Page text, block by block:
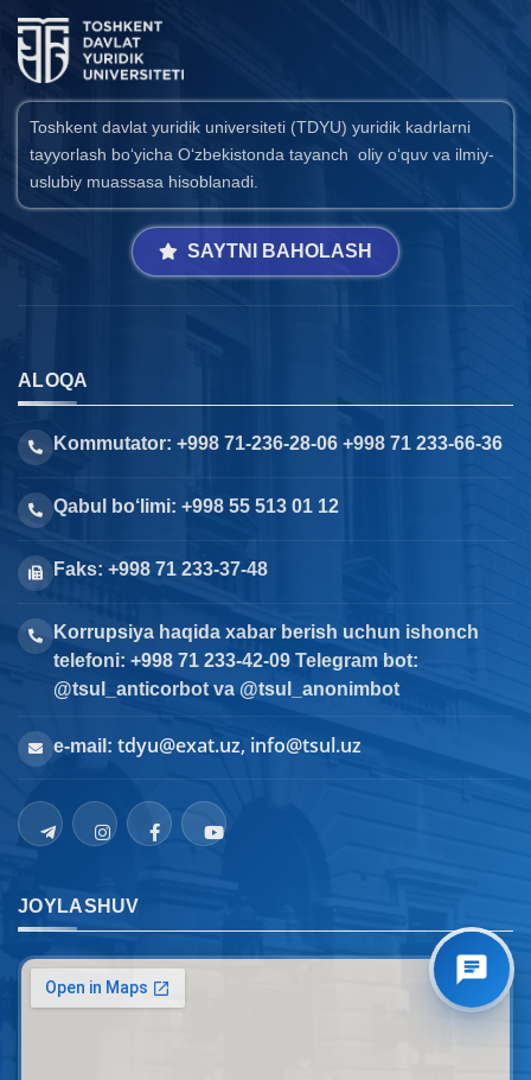
Toshkent davlat yuridik universiteti (TDYU) yuridik kadrlarni
tayyorlash bo‘yicha O‘zbekistonda tayanch oliy o‘quv va ilmiy-
uslubiy muassasa hisoblanadi.
SAYTNI BAHOLASH
ALOQA
Kommutator: +998 71-236-28-06 +998 71 233-66-36
Qabul bo‘limi: +998 55 513 01 12
Faks: +998 71 233-37-48
Korrupsiya haqida xabar berish uchun ishonch
telefoni: +998 71 233-42-09 Telegram bot:
@tsul_anticorbot va @tsul_anonimbot
e-mail: tdyu@exat.uz, info@tsul.uz
JOYLASHUV